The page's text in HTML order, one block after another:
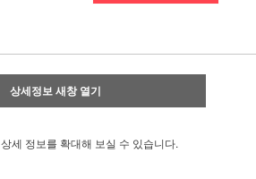
상세정보 새창 열기
상세 정보를 확대해 보실 수 있습니다.